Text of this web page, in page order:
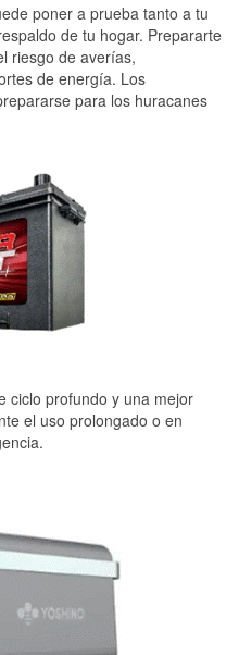
poner a prueba tanto a tu
de tu hogar. Prepararte
riesgo de averías,
de energía. Los
para los huracanes
ciclo profundo y una mejor
el uso prolongado o en